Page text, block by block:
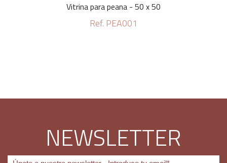
Vitrina para peana - 50 x 50
Ref. PEA001
NEWSLETTER